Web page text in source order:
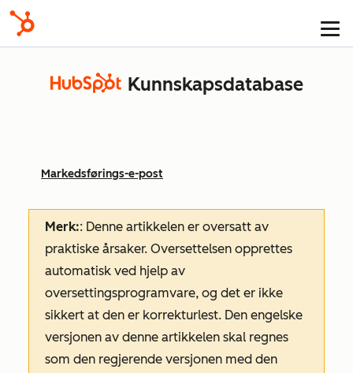
Kunnskapsdatabase
Markedsførings-e-post
Merk:: Denne artikkelen er oversatt av
praktiske årsaker. Oversettelsen opprettes
automatisk ved hjelp av
oversettingsprogramvare, og det er ikke
sikkert at den er korrekturlest. Den engelske
versjonen av denne artikkelen skal regnes
som den regjerende versjonen med den